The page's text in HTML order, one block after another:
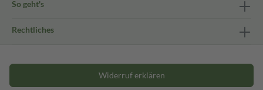
So geht's
Rechtliches
Widerruf erklären